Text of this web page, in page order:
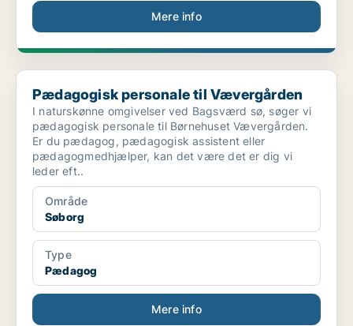
Mere info
Pædagogisk personale til Vævergården
Pædagogisk personale til Vævergården
I naturskønne omgivelser ved Bagsværd sø, søger vi
pædagogisk personale til Børnehuset Vævergården.
Er du pædagog, pædagogisk assistent eller
pædagogmedhjælper, kan det være det er dig vi
leder eft..
Område
Søborg
Type
Pædagog
Mere info